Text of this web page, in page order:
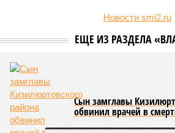
Новости smi2.ru
ЕЩЕ ИЗ РАЗДЕЛА
Сын замглавы
обвинил врачей в